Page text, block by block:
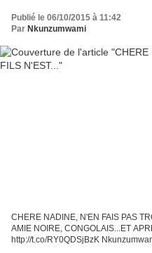
Publié le 06/10/2015 à 11:42
Par Nkunzumwami
CHERE NADINE, N'EN FAIS PAS
AMIE NOIRE, CONGOLAIS...ET
http://t.co/RY0QDSjBzK